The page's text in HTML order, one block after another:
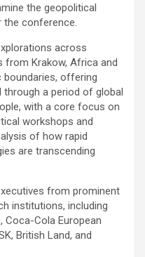
the geopolitical
conference.
across
from Krakow, Africa and
boundaries, offering
a period of global
with a core focus on
workshops and
of how rapid
are transcending
from prominent
institutions, including
Coca-Cola European
British Land, and